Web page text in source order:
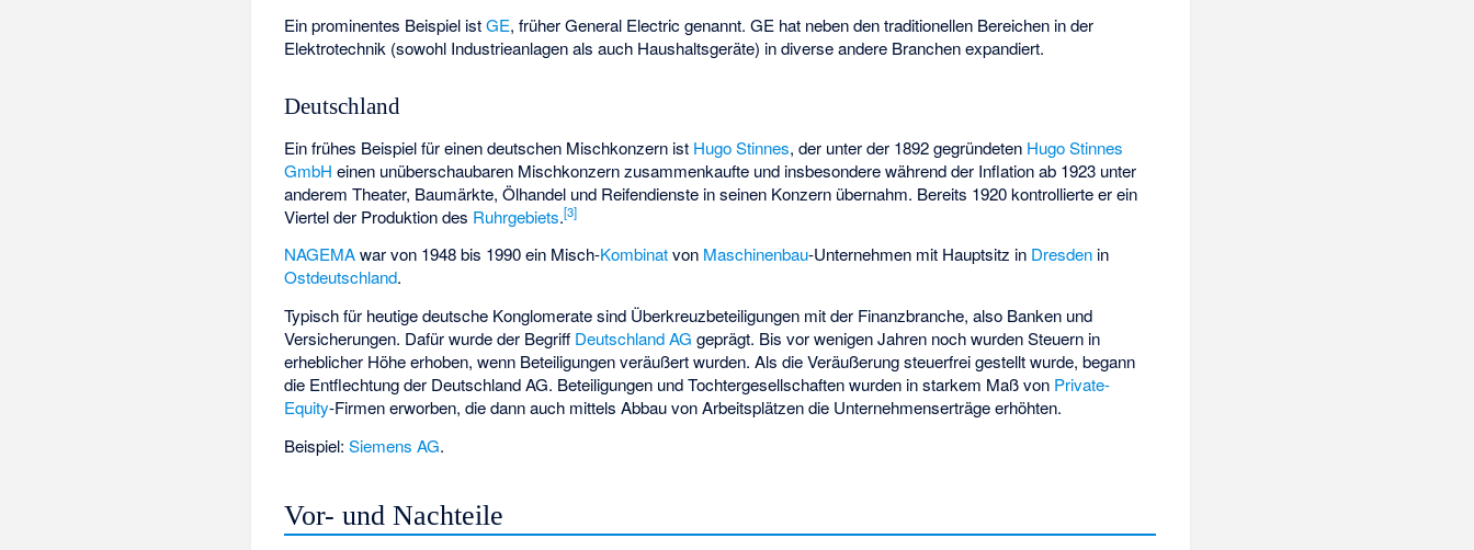
Ein prominentes Beispiel istGE, früher General Electric genannt. GE hat neben den traditionellen Bereichen in der
Elektrotechnik (sowohl Industrieanlagen als auch Haushaltsgeräte) in diverse andere Branchen expandiert.
Deutschland
Ein frühes Beispiel für einen deutschen Mischkonzern ist Hugo Stinnes, der unter der 1892 gegründeten Hugo Stinnes
GmbH einen unüberschaubaren Mischkonzern zusammenkaufte und insbesondere während der Inflation ab 1923 unter
anderem Theater, Baumärkte, Ölhandel und Reifendienste in seinen Konzern übernahm. Bereits 1920 kontrollierte er ein
Viertel der Produktion des Ruhrgebiets.[3]
NAGEMAwar von 1948 bis 1990 ein Misch-Kombinatvon Maschinenbau-Unternehmen mit Hauptsitz in Dresden in
Ostdeutschland.
Typisch für heutige deutsche Konglomerate sind Überkreuzbeteiligungen mit der Finanzbranche, also Banken und
Versicherungen. Dafür wurde der Begriff Deutschland AG geprägt. Bis vor wenigen Jahren noch wurden Steuern in
erheblicher Höhe erhoben, wenn Beteiligungen veräußert wurden. Als die Veräußerung steuerfrei gestellt wurde, begann
die Entflechtung der Deutschland AG. Beteiligungen und Tochtergesellschaften wurden in starkem Maß von Private-
Equity-Firmen erworben, die dann auch mittels Abbau von Arbeitsplätzen die Unternehmenserträge erhöhten.
Beispiel:Siemens AG.
Vor- und Nachteile